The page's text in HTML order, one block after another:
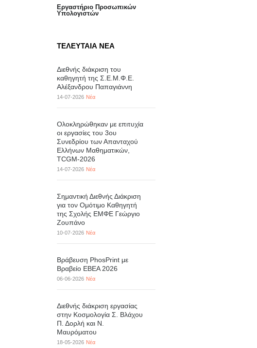
Eργαστήριo Προσωπικών
Υπολογιστών
ΤΕΛΕΥΤΑΙΑ ΝΕΑ
Διεθνής διάκριση του
καθηγητή της Σ.Ε.Μ.Φ.Ε.
Αλέξανδρου Παπαγιάννη
14-07-2026 Νέα
Ολοκληρώθηκαν με επιτυχία
οι εργασίες του 3ου
Συνεδρίου των Απανταχού
Ελλήνων Μαθηματικών,
TCGM-2026
14-07-2026 Νέα
Σημαντική Διεθνής Διάκριση
για τον Ομότιμο Καθηγητή
της Σχολής ΕΜΦΕ Γεώργιο
Ζουπάνο
10-07-2026 Νέα
Βράβευση PhosPrint με
Βραβείο ΕΒΕΑ 2026
06-06-2026 Νέα
Διεθνής διάκριση εργασίας
στην Κοσμολογία Σ. Βλάχου
Π. Δορλή και Ν.
Μαυρόματου
18-05-2026 Νέα